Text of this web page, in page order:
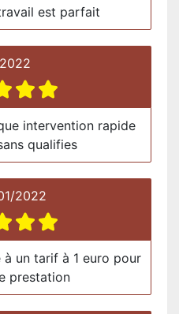
est parfait
intervention rapide
qualifies
2022
un tarif à 1 euro pour
prestation